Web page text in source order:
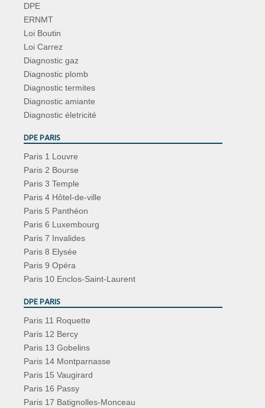
DPE
ERNMT
Loi Boutin
Loi Carrez
Diagnostic gaz
Diagnostic plomb
Diagnostic termites
Diagnostic amiante
Diagnostic életricité
DPE PARIS
Paris 1 Louvre
Paris 2 Bourse
Paris 3 Temple
Paris 4 Hôtel-de-ville
Paris 5 Panthéon
Paris 6 Luxembourg
Paris 7 Invalides
Paris 8 Elysée
Paris 9 Opéra
Paris 10 Enclos-Saint-Laurent
DPE PARIS
Paris 11 Roquette
Paris 12 Bercy
Paris 13 Gobelins
Paris 14 Montparnasse
Paris 15 Vaugirard
Paris 16 Passy
Paris 17 Batignolles-Monceau